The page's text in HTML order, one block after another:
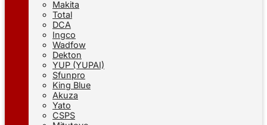
Makita
Total
DCA
Ingco
Wadfow
Dekton
YUP (YUPAI)
Sfunpro
King Blue
Akuza
Yato
CSPS